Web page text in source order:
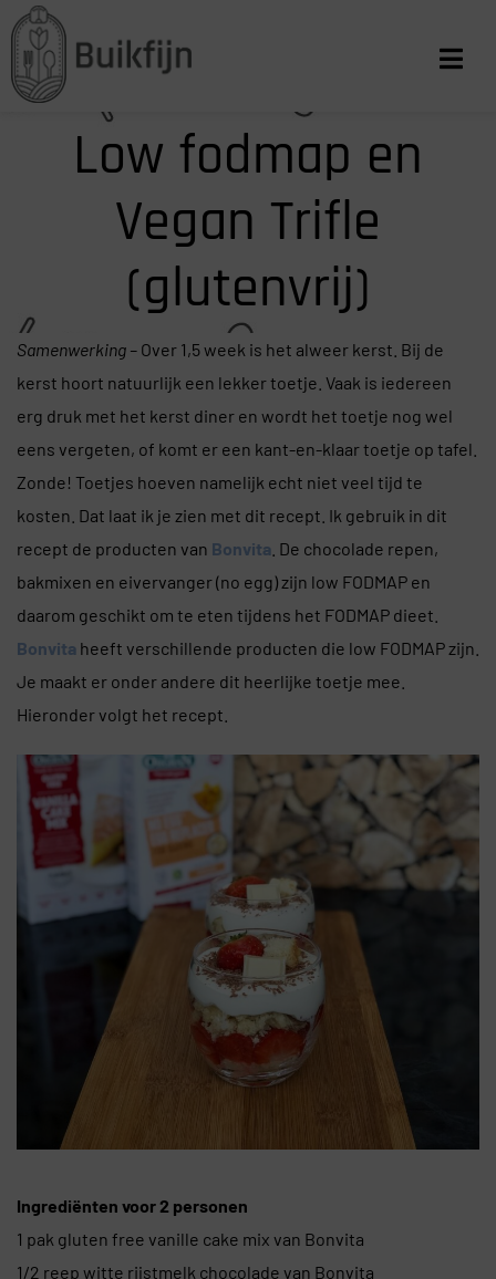
Low fodmap en
Vegan Trifle
(glutenvrij)
Samenwerking – Over 1,5 week is het alweer kerst. Bij de
kerst hoort natuurlijk een lekker toetje. Vaak is iedereen
erg druk met het kerst diner en wordt het toetje nog wel
eens vergeten, of komt er een kant-en-klaar toetje op tafel.
Zonde! Toetjes hoeven namelijk echt niet veel tijd te
kosten. Dat laat ik je zien met dit recept. Ik gebruik in dit
recept de producten van Bonvita . De chocolade repen,
bakmixen en eivervanger (no egg) zijn low FODMAP en
daarom geschikt om te eten tijdens het FODMAP dieet.
Bonvita heeft verschillende producten die low FODMAP zijn.
Je maakt er onder andere dit heerlijke toetje mee.
Hieronder volgt het recept.
Ingrediënten voor 2 personen
1 pak gluten free vanille cake mix van Bonvita
1/2 reep witte rijstmelk chocolade van Bonvita